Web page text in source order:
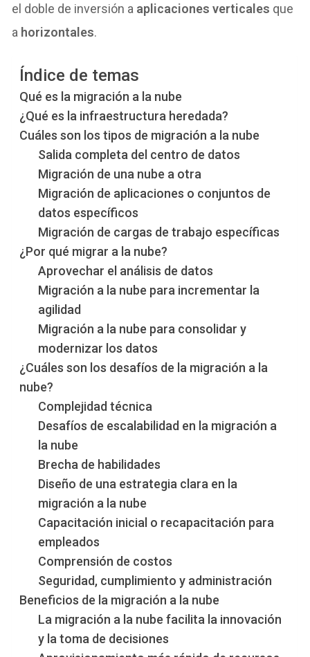
el doble de inversión a aplicaciones verticales que
a horizontales.
Índice de temas
Qué es la migración a la nube
¿Qué es la infraestructura heredada?
Cuáles son los tipos de migración a la nube
Salida completa del centro de datos
Migración de una nube a otra
Migración de aplicaciones o conjuntos de
datos específicos
Migración de cargas de trabajo específicas
¿Por qué migrar a la nube?
Aprovechar el análisis de datos
Migración a la nube para incrementar la
agilidad
Migración a la nube para consolidar y
modernizar los datos
¿Cuáles son los desafíos de la migración a la
nube?
Complejidad técnica
Desafíos de escalabilidad en la migración a
la nube
Brecha de habilidades
Diseño de una estrategia clara en la
migración a la nube
Capacitación inicial o recapacitación para
empleados
Comprensión de costos
Seguridad, cumplimiento y administración
Beneficios de la migración a la nube
La migración a la nube facilita la innovación
y la toma de decisiones